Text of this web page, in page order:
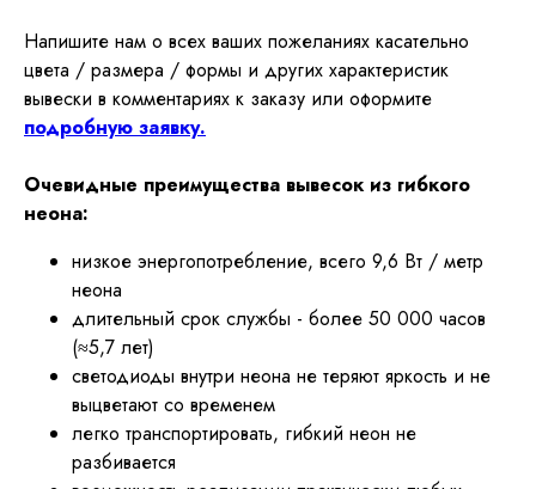
Напишите нам о всех ваших пожеланиях касательно
цвета / размера / формы и других характеристик
вывески в комментариях к заказу или оформите
подробную заявку.
Очевидные преимущества вывесок из гибкого
неона:
низкое энергопотребление, всего 9,6 Вт / метр
неона
длительный срок службы - более 50 000 часов
(≈5,7 лет)
светодиоды внутри неона не теряют яркость и не
выцветают со временем
легко транспортировать, гибкий неон не
разбивается